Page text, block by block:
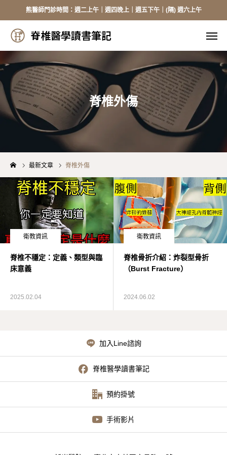
熊醫師門診時間：週二上午｜週四晚上｜週五下午｜(隔) 週六上午
脊椎醫學讀書筆記
脊椎外傷
最新文章 脊椎外傷
衛教資訊
脊椎不穩定：定義、類型與臨
床意義
2025.02.04
衛教資訊
脊椎骨折介紹：炸裂型骨折
（Burst Fracture）
2024.06.02
加入Line諮詢
脊椎醫學讀書筆記
預約掛號
手術影片
脊椎醫學讀書筆記
線上掛號 來電掛號
加入Line 臉書
醫師介紹
胸腰手術
健保資訊
骨質疏鬆
YouTube手術影片